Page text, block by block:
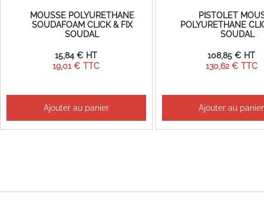
MOUSSE POLYURETHANE
SOUDAFOAM CLICK & FIX
SOUDAL
19,01 €
15,84 €
Ajouter au panier
PISTOLET
POLYURETHANE
SOUDAL
130,62 €
108,85 €
Ajouter au panier